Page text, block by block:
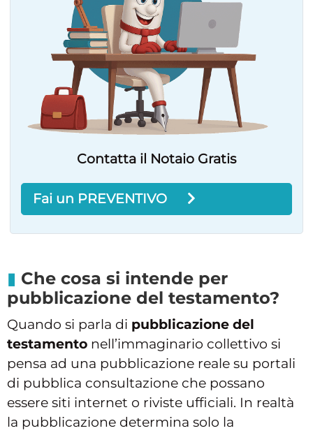
Contatta il Notaio Gratis
Fai un PREVENTIVO
Che cosa si intende per
pubblicazione del testamento?
Quando si parla di pubblicazione del
testamento nell’immaginario collettivo si
pensa ad una pubblicazione reale su portali
di pubblica consultazione che possano
essere siti internet o riviste ufficiali. In realtà
la pubblicazione determina solo la